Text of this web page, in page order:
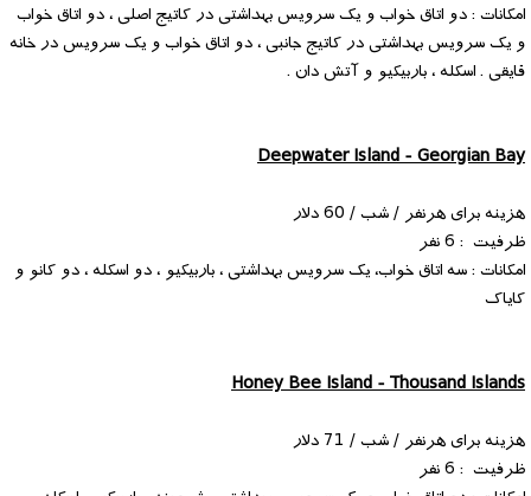
امکانات : دو اتاق خواب و یک سرویس بهداشتی در کاتیج اصلی ، دو اتاق خواب
و یک سرویس بهداشتی در کاتیج جانبی ، دو اتاق خواب و یک سرویس در خانه
قایقی . اسکله ، باربیکیو و آتش دان .
Deepwater Island - Georgian Bay
هزینه برای هرنفر / شب / 60 دلار
ظرفیت : 6 نفر
امکانات : سه اتاق خواب، یک سرویس بهداشتی ، باربیکیو ، دو اسکله ، دو کانو و
کایاک
Honey Bee Island - Thousand Islands
هزینه برای هرنفر / شب / 71 دلار
ظرفیت : 6 نفر